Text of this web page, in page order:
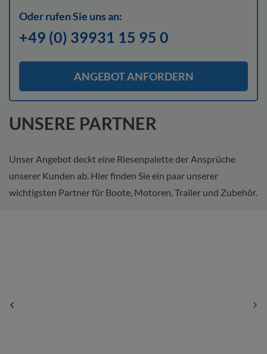
Oder rufen Sie uns an:
+49 (0) 39931 15 95 0
ANGEBOT ANFORDERN
UNSERE PARTNER
Unser Angebot deckt eine Riesenpalette der Ansprüche
unserer Kunden ab. Hier finden Sie ein paar unserer
wichtigsten Partner für Boote, Motoren, Trailer und Zubehör.